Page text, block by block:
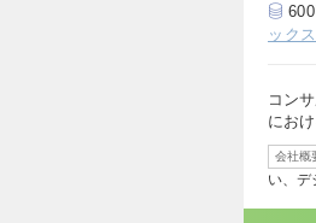
ック
コン
にお
会社概
い、デ